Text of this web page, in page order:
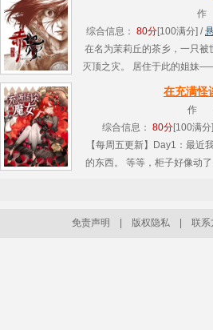
作
综合信息： 80分[100满分] /
在名为茉莉丘的茶乡，一只被
灭顶之灾。 居住于此的姐妹
了生存踏上旅途。然而等着
在充满怪
作
综合信息： 80分[100满分
【每周五更新】Day1：最近
的东西。 等等，柜子好像动
免责声明 版权隐私 联系